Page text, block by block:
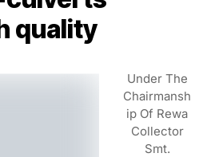
quality
Under The
Chairmansh
Ip Of Rewa
Collector
Smt.